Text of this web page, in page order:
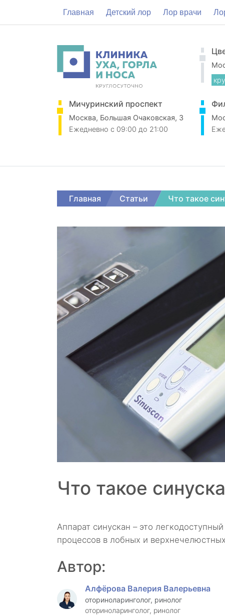
Главная Детский лор Лор врачи
Мичуринский проспект
Москва, Большая Очаковская, 3
Ежедневно c 09:00 до 21:00
Главная Статьи Что такое
Что такое
Аппарат синускан – это
процессов в лобных и
Автор:
Алфёрова Валерия Валерьевна
оториноларинголог, ринолог
оториноларинголог, ринолог